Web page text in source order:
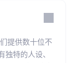
提供数十位不
特的人设、